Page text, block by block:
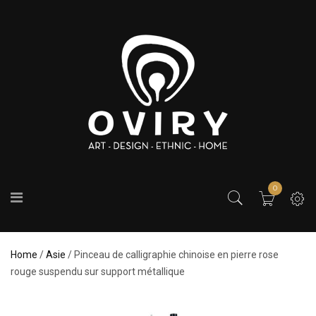
0
Home /Asie / Pinceau de calligraphie chinoise en pierre rose
rouge suspendu sur support métallique